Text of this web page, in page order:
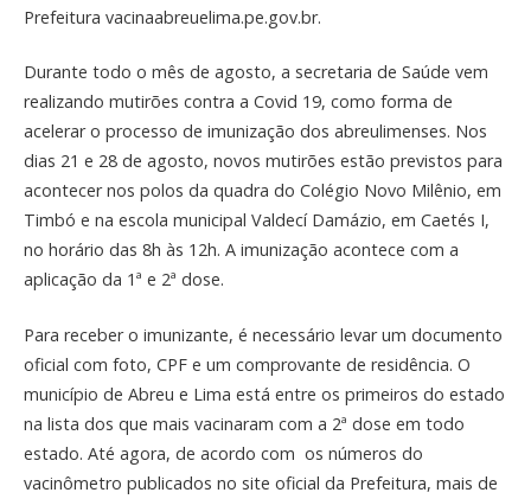
Prefeitura vacinaabreuelima.pe.gov.br.
Durante todo o mês de agosto, a secretaria de Saúde vem
realizando mutirões contra a Covid 19, como forma de
acelerar o processo de imunização dos abreulimenses. Nos
dias 21 e 28 de agosto, novos mutirões estão previstos para
acontecer nos polos da quadra do Colégio Novo Milênio, em
Timbó e na escola municipal Valdecí Damázio, em Caetés I,
no horário das 8h às 12h. A imunização acontece com a
aplicação da 1ª e 2ª dose.
Para receber o imunizante, é necessário levar um documento
oficial com foto, CPF e um comprovante de residência. O
município de Abreu e Lima está entre os primeiros do estado
na lista dos que mais vacinaram com a 2ª dose em todo
estado. Até agora, de acordo com os números do
vacinômetro publicados no site oficial da Prefeitura, mais de